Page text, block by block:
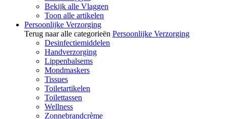
Bekijk alle Vlaggen
Toon alle artikelen
Persoonlijke Verzorging
Terug naar alle categorieën Persoonlijke Verzorging
Desinfectiemiddelen
Handverzorging
Lippenbalsems
Mondmaskers
Tissues
Toiletartikelen
Toilettassen
Wellness
Zonnebrandcrème